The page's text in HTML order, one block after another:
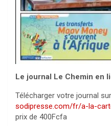
Le journal Le Chemin en
Télécharger votre journal sur
sodipresse.com/fr/a-la-
prix de 400Fcfa